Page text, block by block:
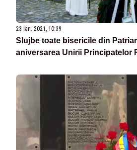
23 ian. 2021, 10:39
Slujbe toate bisericile din
aniversarea Unirii Principatelor